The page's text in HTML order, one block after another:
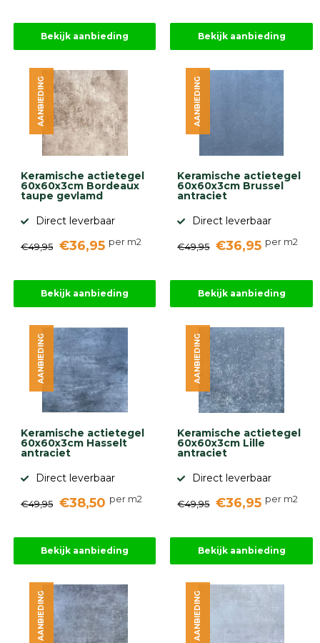
Halfverharding
Afwatering
diversen
Beplantings
betonelementen
Overig
Kunstgras
Compleet
tuinproject
Onlinebestrating.nl
9.1
gebaseerd
Bekijk aanbieding Bekijk aanbieding
Keramische actietegel
60x60x3cm Bordeaux
taupe gevlamd
Direct leverbaar
€49,95 €36,95 per m2
AANBIEDING
Bekijk aanbieding
Keramische actietegel
60x60x3cm Brussel
antraciet
Direct leverbaar
€49,95 €36,95 per m2
AANBIEDING
Bekijk aanbieding
Keramische actietegel
60x60x3cm Hasselt
antraciet
Direct leverbaar
€49,95 €38,50 per m2
AANBIEDING
Bekijk aanbieding
Keramische actietegel
60x60x3cm Lille
antraciet
Direct leverbaar
€49,95 €36,95 per m2
AANBIEDING
Bekijk aanbieding
AANBIEDING AANBIEDING